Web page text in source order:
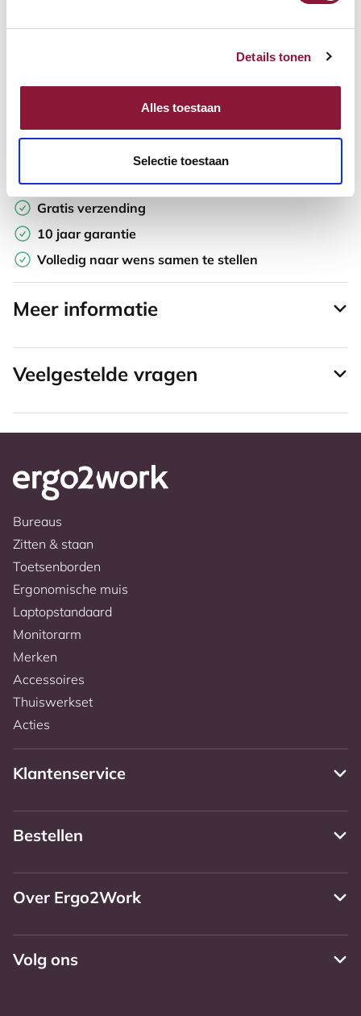
Details tonen
Alles toestaan
Selectie toestaan
Toevoegen aan vergelijker
Laagste Prijsgarantie
Gratis verzending
10 jaar garantie
Volledig naar wens samen te stellen
Meer informatie
Veelgestelde vragen
Bureaus
Zitten & staan
Toetsenborden
Ergonomische muis
Laptopstandaard
Monitorarm
Merken
Accessoires
Thuiswerkset
Acties
Klantenservice
Bestellen
Over Ergo2Work
Volg ons